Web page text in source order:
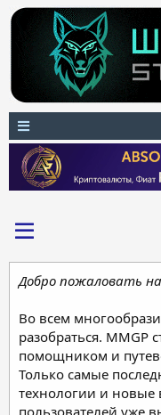
Добро пожаловать
Во всем
разобраться.
помощником и
Только самые
технологии и новые
пользователей уже